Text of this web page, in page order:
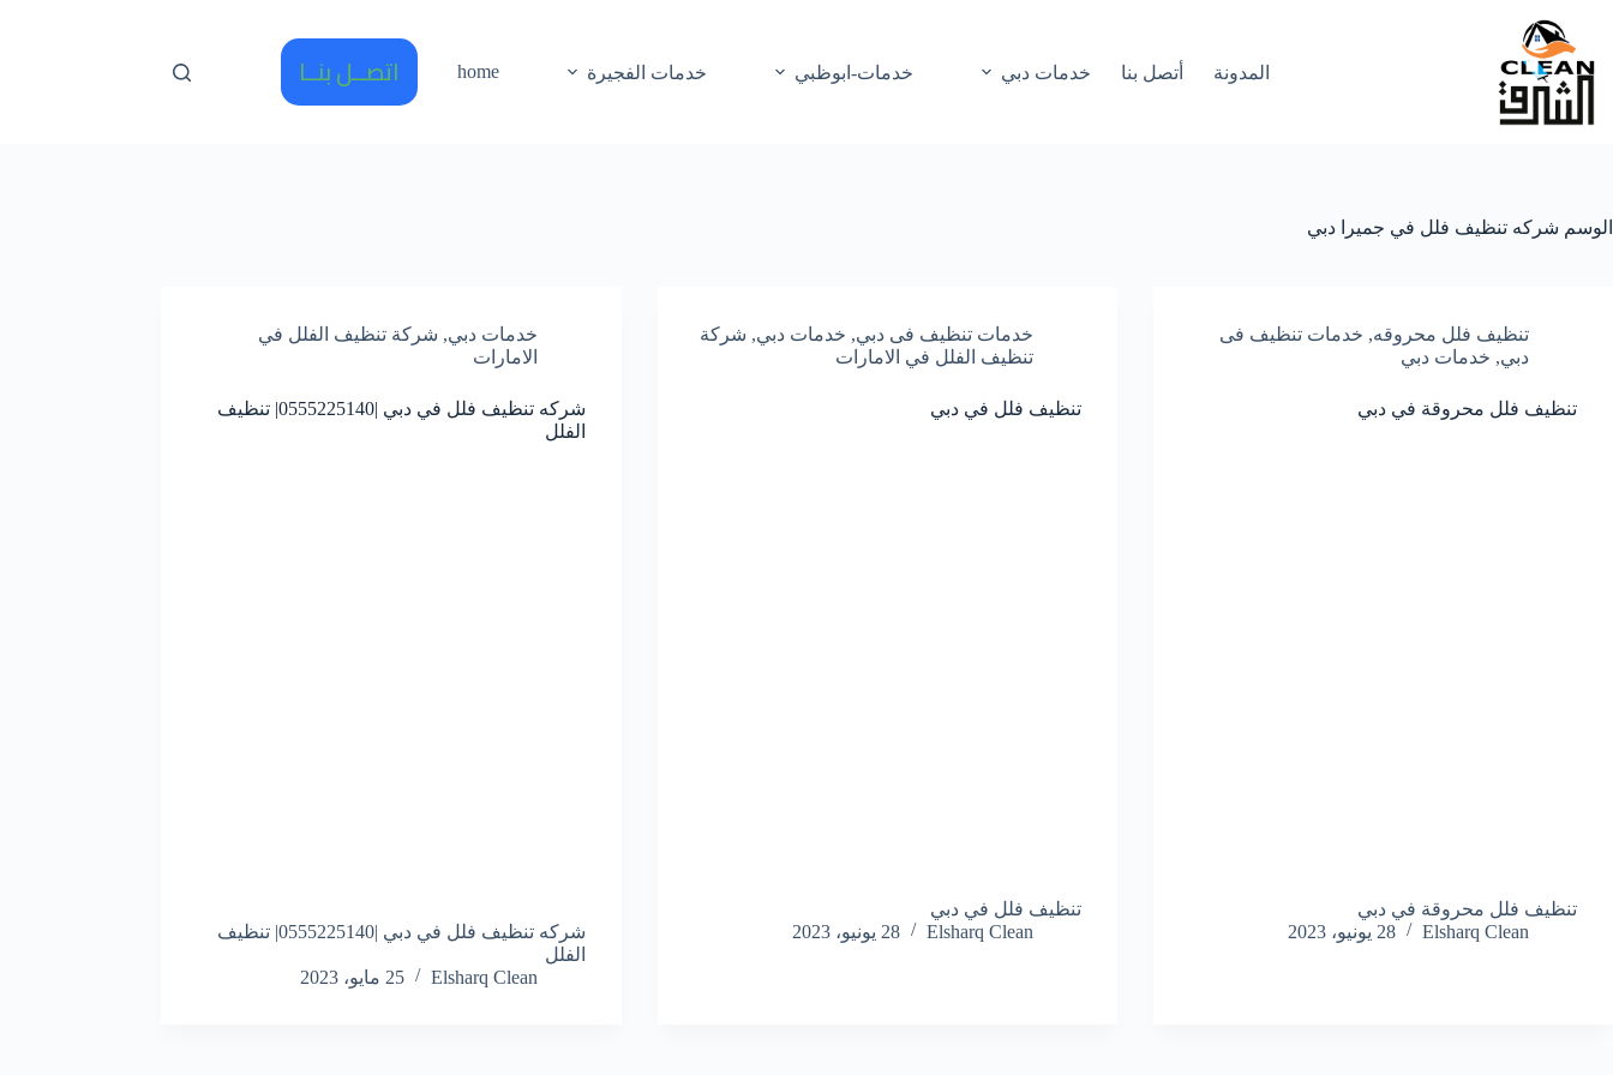
المحتوى
المدونة أتصل بنا خدمات دبي خدمات-ابوظبي خدمات الفجيرة home اتصــل بنــا
الوسم شركه تنظيف فلل في جميرا دبي
تنظيف فلل محروقه, خدمات تنظيف فى
دبي, خدمات دبي
تنظيف فلل محروقة في دبي
تنظيف فلل محروقة في دبي
Elsharq Clean
28 يونيو، 2023
خدمات تنظيف فى دبي, خدمات دبي, شركة
تنظيف الفلل في الامارات
تنظيف فلل في دبي
تنظيف فلل في دبي
Elsharq Clean
28 يونيو، 2023
خدمات دبي, شركة تنظيف الفلل في
الامارات
شركه تنظيف فلل في دبي |0555225140| تنظيف
الفلل
شركه تنظيف فلل في دبي |0555225140| تنظيف
الفلل
Elsharq Clean
25 مايو، 2023